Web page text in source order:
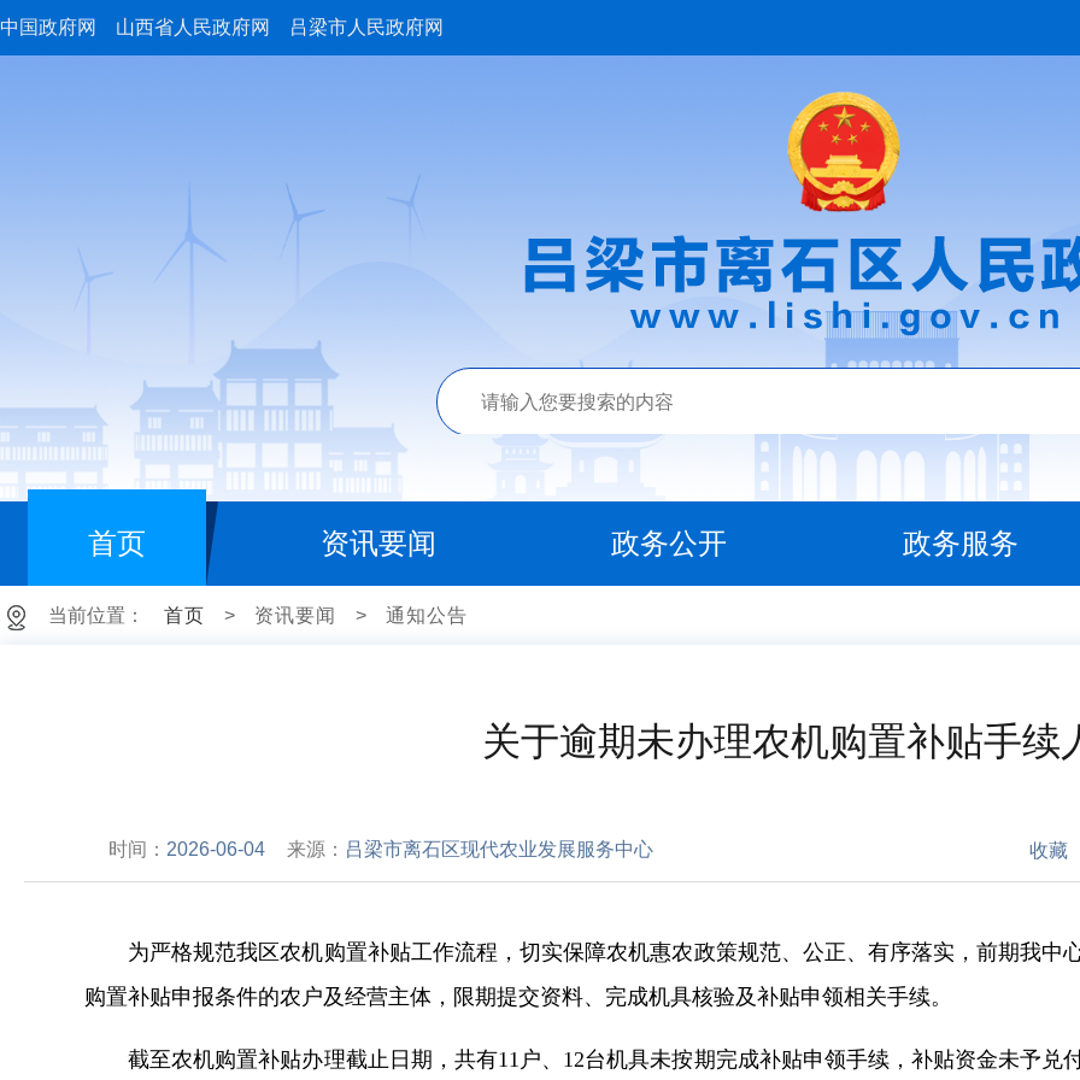
中国政府网 山西省人民政府网 吕梁市人民政府网
首页 资讯要闻 政务公开 政务服务
当前位置： 首页 > 资讯要闻 > 通知公告
关于逾期未办理农机购置补贴手续
时间： 2026-06-04 来源： 吕梁市离石区现代农业发展服务中心 收藏
为严格规范我区农机购置补贴工作流程，切实保障农机惠农政策规范、公正、有序落实，前期我
购置补贴申报条件的农户及经营主体，限期提交资料、完成机具核验及补贴申领相关手续。
截至农机购置补贴办理截止日期，共有11户、12台机具未按期完成补贴申领手续，补贴资金未予